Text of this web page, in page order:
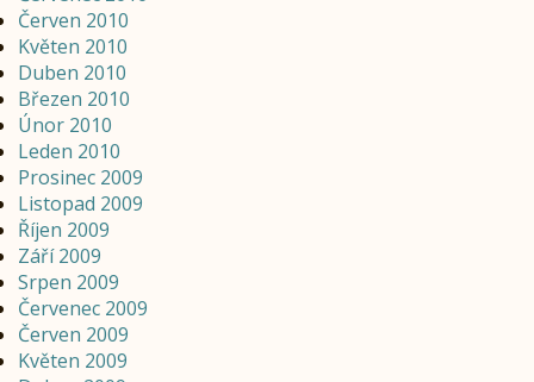
Červen 2010
Květen 2010
Duben 2010
Březen 2010
Únor 2010
Leden 2010
Prosinec 2009
Listopad 2009
Říjen 2009
Září 2009
Srpen 2009
Červenec 2009
Červen 2009
Květen 2009